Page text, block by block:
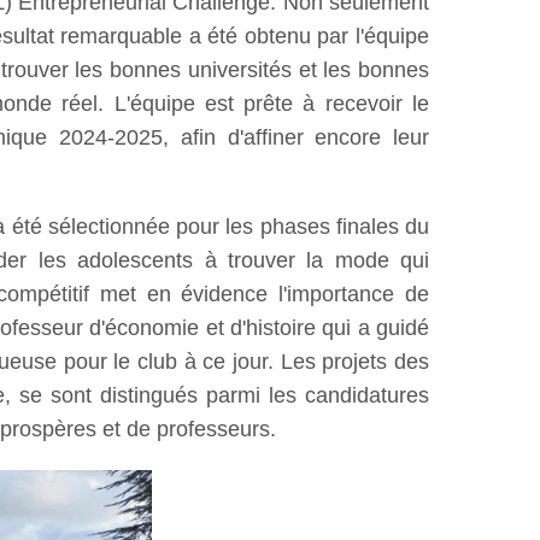
remarquable a été obtenu par l'équipe
les bonnes universités et les bonnes
réel. L'équipe est prête à recevoir le
2024-2025, afin d'affiner encore leur
été sélectionnée pour les phases finales du
les adolescents à trouver la mode qui
met en évidence l'importance de
d'économie et d'histoire qui a guidé
pour le club à ce jour. Les projets des
se sont distingués parmi les candidatures
et de professeurs.